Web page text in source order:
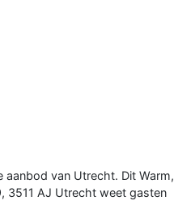
aanbod van Utrecht. Dit Warm,
3511 AJ Utrecht weet gasten